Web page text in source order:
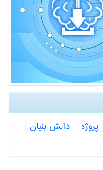
پروژه
دانش بنیان